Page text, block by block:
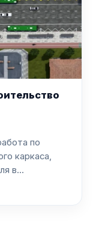
по
каркаса,
апреля в...